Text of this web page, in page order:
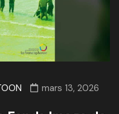
mars 13, 2026